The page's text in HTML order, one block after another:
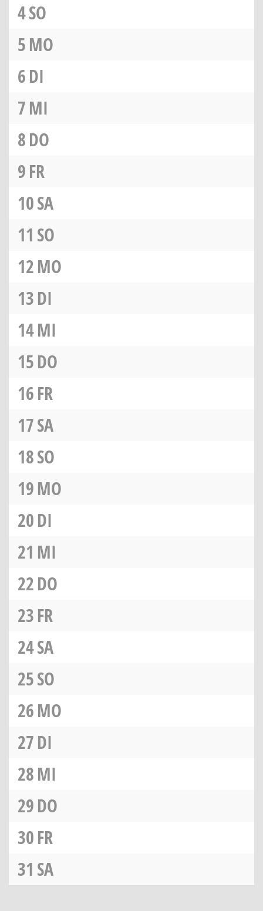
4SO
5MO
6DI
7MI
8DO
9FR
10SA
11 SO
12MO
13DI
14MI
15DO
16FR
17SA
18SO
19MO
20DI
21 MI
22DO
23FR
24SA
25SO
26MO
27DI
28MI
29DO
30FR
31 SA